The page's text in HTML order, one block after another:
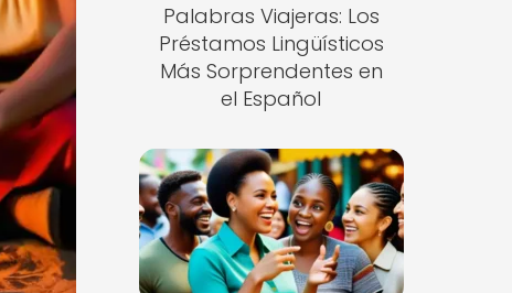
Palabras Viajeras: Los
Préstamos Lingüísticos
Más Sorprendentes en
el Español